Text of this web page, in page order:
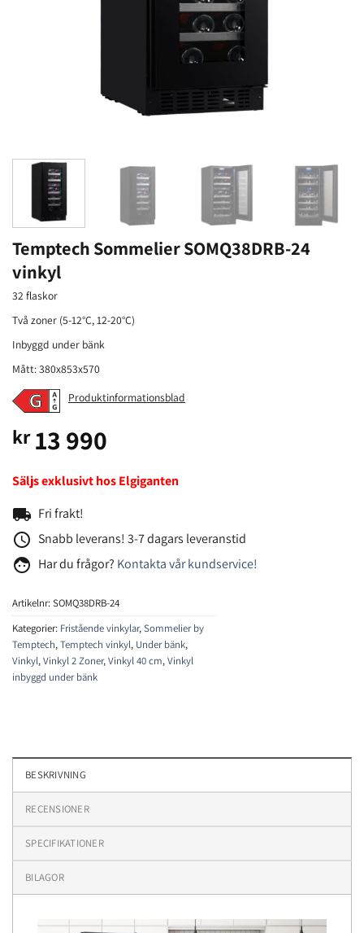
Temptech Sommelier SOMQ38DRB-24
vinkyl
32 flaskor
Två zoner (5-12°C, 12-20°C)
Inbyggd under bänk
Mått: 380x853x570
Produktinformationsblad
kr13 990
Säljs exklusivt hos Elgiganten
local_shipping Fri frakt!
access_time Snabb leverans! 3-7 dagars leveranstid
face Har du frågor? Kontakta vår kundservice!
Artikelnr:SOMQ38DRB-24
Kategorier: Fristående vinkylar,Sommelier by
Temptech,Temptech vinkyl, Under bänk,
Vinkyl,Vinkyl 2 Zoner,Vinkyl 40 cm,Vinkyl
inbyggd under bänk
BESKRIVNING
RECENSIONER
SPECIFIKATIONER
BILAGOR